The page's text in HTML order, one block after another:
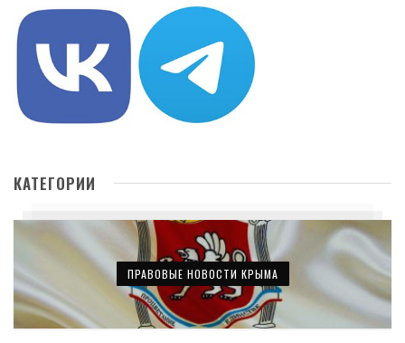
КАТЕГОРИИ
ПРАВОВЫЕ НОВОСТИ КРЫМА